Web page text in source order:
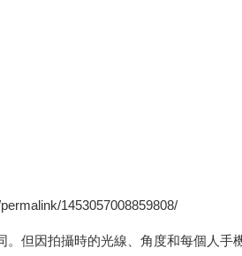
1453057008859808/
但因拍攝時的光線、角度和每個人手